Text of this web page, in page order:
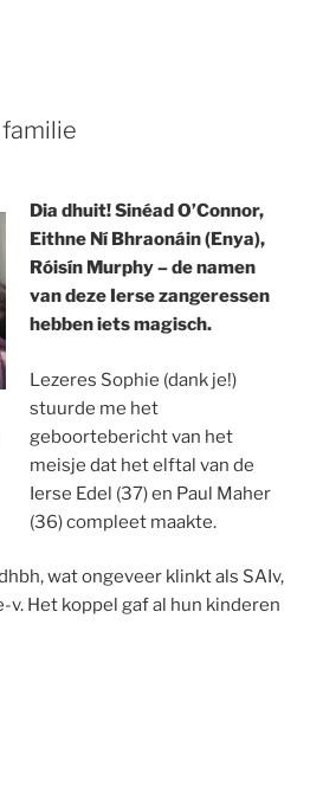
Dia dhuit! Sinéad O’Connor,
Eithne Ní Bhraonáin (Enya),
Róisín Murphy – de namen
van deze Ierse zangeressen
hebben iets magisch.
Lezeres Sophie (dank je!)
stuurde me het
geboortebericht van het
meisje dat het elftal van de
Ierse Edel (37) en Paul Maher
(36) compleet maakte.
wat ongeveer klinkt als SAIv,
Het koppel gaf al hun kinderen